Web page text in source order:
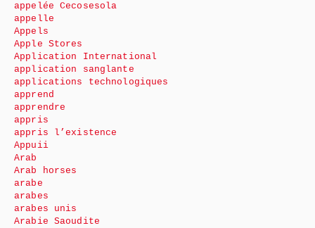
appelée Cecosesola
appelle
Appels
Apple Stores
Application International
application sanglante
applications technologiques
apprend
apprendre
appris
appris l’existence
Appuii
Arab
Arab horses
arabe
arabes
arabes unis
Arabie Saoudite